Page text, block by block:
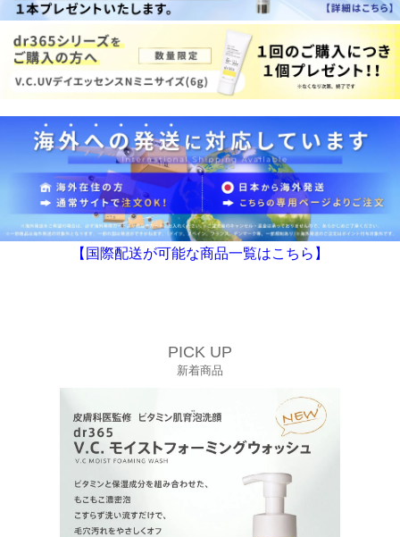
【国際配送が可能な商品一覧はこちら】
PICK UP
新着商品